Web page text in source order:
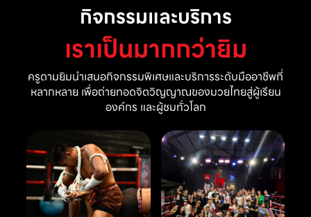
กิจกรรมและบริการ
เราเป็นมากกว่ายิม
ครูดามยิมนำเสนอกิจกรรมพิเศษและบริการระดับมืออาชีพที่
หลากหลาย เพื่อถ่ายทอดจิตวิญญาณของมวยไทยสู่ผู้เรียน
องค์กร และผู้ชมทั่วโลก